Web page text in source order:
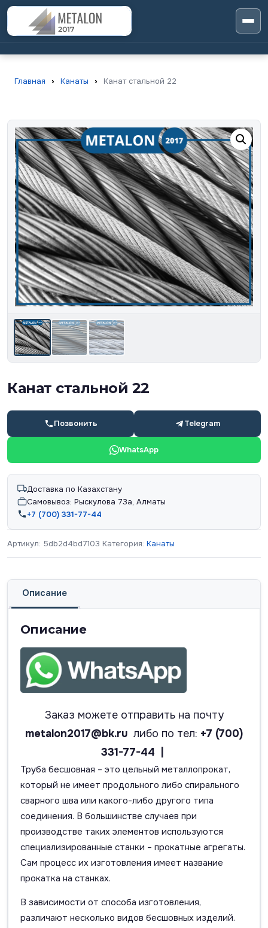
Главная › Канаты › Канат стальной 22
Канат стальной 22
Позвонить Telegram
WhatsApp
Доставка по Казахстану
Самовывоз: Рыскулова 73а, Алматы
+7 (700) 331-77-44
Артикул: 5db2d4bd7103 Категория: Канаты
Описание
Описание
Заказ можете отправить на почту
metalon2017@bk.ru либо по тел: +7 (700)
331-77-44 |
Труба бесшовная – это цельный металлопрокат,
который не имеет продольного либо спирального
сварного шва или какого-либо другого типа
соединения. В большинстве случаев при
производстве таких элементов используются
специализированные станки – прокатные агрегаты.
Сам процесс их изготовления имеет название
прокатка на станках.
В зависимости от способа изготовления,
различают несколько видов бесшовных изделий.